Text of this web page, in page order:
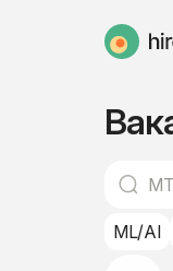
HireHi
ML/AI